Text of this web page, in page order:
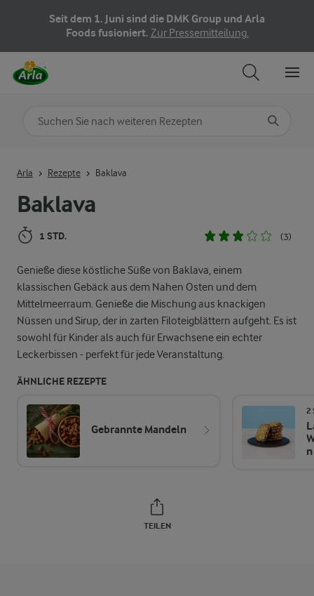
Seit dem 1. Juni sind die DMK Group und Arla
Foods fusioniert. Zur Pressemitteilung.
Baklava
1 STD. (3)
Genieße diese köstliche Süße von Baklava, einem
klassischen Gebäck aus dem Nahen Osten und dem
Mittelmeerraum. Genieße die Mischung aus knackigen
Nüssen und Sirup, der in zarten Filoteigblättern aufgeht. Es ist
sowohl für Kinder als auch für Erwachsene ein echter
Leckerbissen - perfekt für jede Veranstaltung.
ÄHNLICHE REZEPTE
Gebrannte Mandeln
2
n
TEILEN
Arla Rezepte Baklava
Nach Kategorie suchen